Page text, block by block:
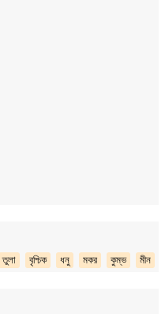
তুলা বৃশ্চিক ধনু মকর কুম্ভ মীন